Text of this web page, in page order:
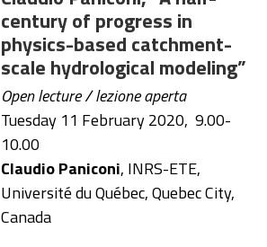
century of progress in
physics-based catchment-
scale hydrological modeling”
Open lecture / lezione aperta
Tuesday 11 February 2020, 9.00-
10.00
Claudio Paniconi, INRS-ETE,
Université du Québec, Quebec City,
Canada